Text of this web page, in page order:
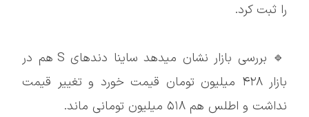
را ثبت کرد.
🔹 بررسی بازار نشان میدهد ساینا دندهای S هم در
بازار ۴۲۸ میلیون تومان قیمت خورد و تغییر قیمت
نداشت و اطلس هم ۵۱۸ میلیون تومانی ماند.